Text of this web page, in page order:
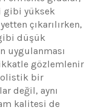
gibi yüksek
çıkarılırken,
düşük
uygulanması
gözlemlenir
bir
değil, aynı
kalitesi de